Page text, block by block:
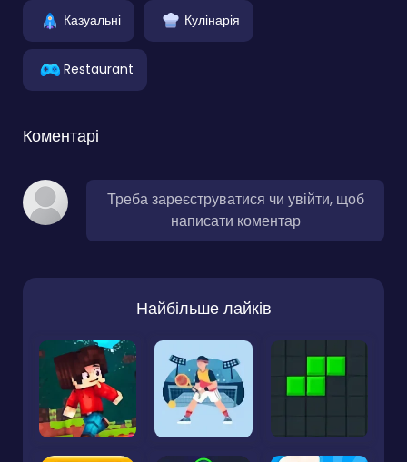
Казуальні Кулінарія
Restaurant
Коментарі
Треба зареєструватися чи увійти, щоб
написати коментар
Найбільше лайків